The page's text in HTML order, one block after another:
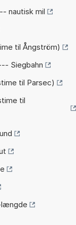
nautisk mil
til Ångström)
Siegbahn
til Parsec)
til
længde